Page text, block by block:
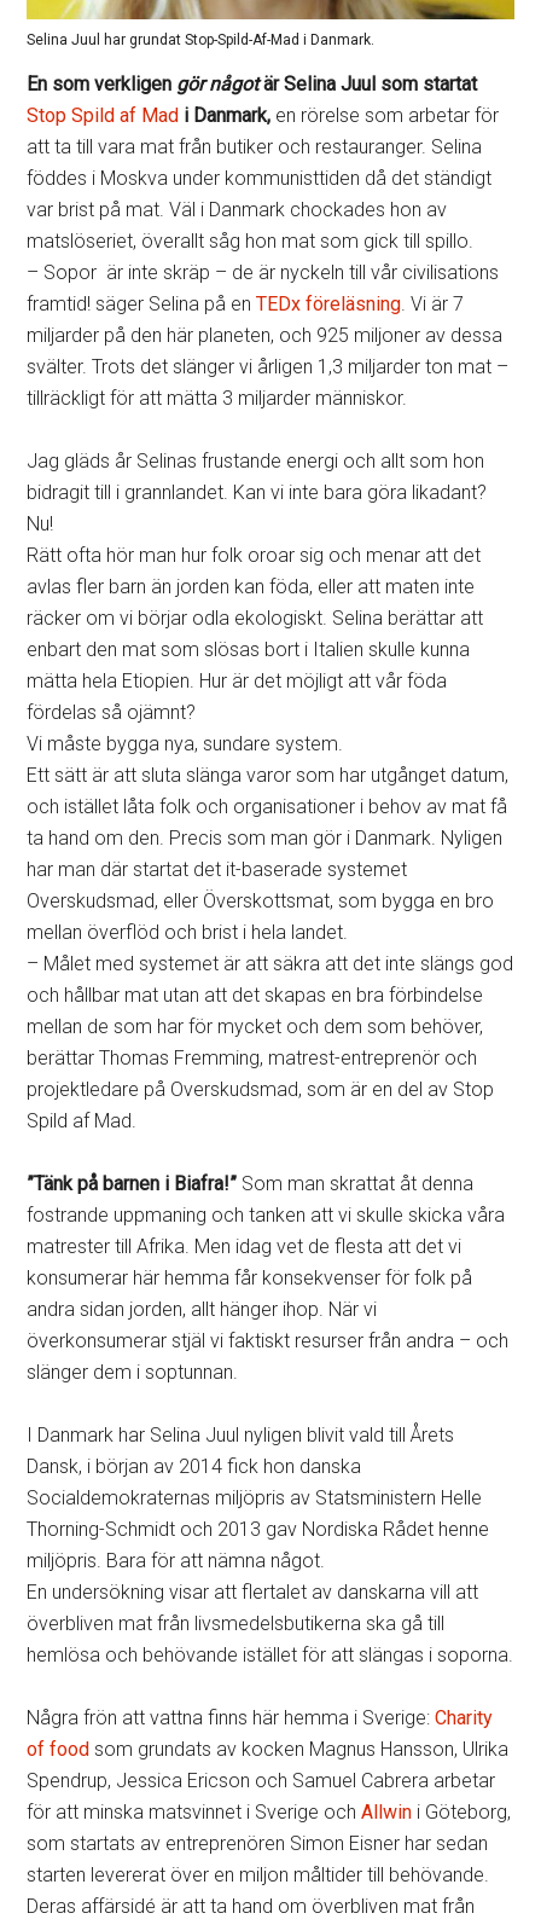
Selina Juul har grundat Stop-Spild-Af-Mad i Danmark.
En som verkligen gör någotär Selina Juul som startat
Stop Spild af Mad i Danmark, en rörelse som arbetar för
att ta till vara mat från butiker och restauranger. Selina
föddes i Moskva under kommunisttiden då det ständigt
var brist på mat. Väl i Danmark chockades hon av
matslöseriet, överallt såg hon mat som gick till spillo.
– Sopor är inte skräp – de är nyckeln till vår civilisations
framtid! säger Selina på enTEDx föreläsning . Vi är 7
miljarder på den här planeten, och 925 miljoner av dessa
svälter. Trots det slänger vi årligen 1,3 miljarder ton mat –
tillräckligt för att mätta 3 miljarder människor.
Jag gläds år Selinas frustande energi och allt som hon
bidragit till i grannlandet. Kan vi inte bara göra likadant?
Nu!
Rätt ofta hör man hur folk oroar sig och menar att det
avlas fler barn än jorden kan föda, eller att maten inte
räcker om vi börjar odla ekologiskt. Selina berättar att
enbart den mat som slösas bort i Italien skulle kunna
mätta hela Etiopien. Hur är det möjligt att vår föda
fördelas så ojämnt?
Vi måste bygga nya, sundare system.
Ett sätt är att sluta slänga varor som har utgånget datum,
och istället låta folk och organisationer i behov av mat få
ta hand om den. Precis som man gör i Danmark. Nyligen
har man där startat det it-baserade systemet
Overskudsmad, eller Överskottsmat, som bygga en bro
mellan överflöd och brist i hela landet.
– Målet med systemet är att säkra att det inte slängs god
och hållbar mat utan att det skapas en bra förbindelse
mellan de som har för mycket och dem som behöver,
berättar Thomas Fremming, matrest-entreprenör och
projektledare på Overskudsmad, som är en del av Stop
Spild af Mad.
”Tänk på barnen i Biafra!” Som man skrattat åt denna
fostrande uppmaning och tanken att vi skulle skicka våra
matrester till Afrika. Men idag vet de flesta att det vi
konsumerar här hemma får konsekvenser för folk på
andra sidan jorden, allt hänger ihop. När vi
överkonsumerar stjäl vi faktiskt resurser från andra – och
slänger dem i soptunnan.
I Danmark har Selina Juul nyligen blivit vald till Årets
Dansk, i början av 2014 fick hon danska
Socialdemokraternas miljöpris av Statsministern Helle
Thorning-Schmidt och 2013 gav Nordiska Rådet henne
miljöpris. Bara för att nämna något.
En undersökning visar att flertalet av danskarna vill att
överbliven mat från livsmedelsbutikerna ska gå till
hemlösa och behövande istället för att slängas i soporna.
Några frön att vattna finns här hemma i Sverige:Charity
of food som grundats av kocken Magnus Hansson, Ulrika
Spendrup, Jessica Ericson och Samuel Cabrera arbetar
för att minska matsvinnet i Sverige ochAllwin i Göteborg,
som startats av entreprenören Simon Eisner har sedan
starten levererat över en miljon måltider till behövande.
Deras affärsidé är att ta hand om överbliven mat från